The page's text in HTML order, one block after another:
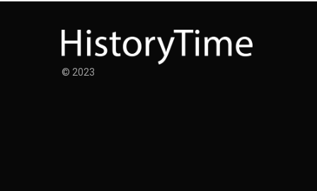
© 2023